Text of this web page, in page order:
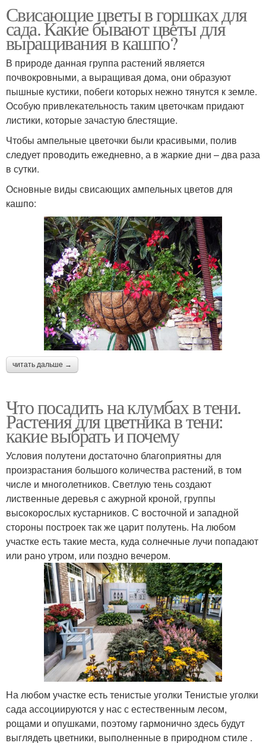
Свисающие цветы в горшках для
сада. Какие бывают цветы для
выращивания в кашпо?
В природе данная группа растений является
почвокровными, а выращивая дома, они образуют
пышные кустики, побеги которых нежно тянутся к земле.
Особую привлекательность таким цветочкам придают
листики, которые зачастую блестящие.
Чтобы ампельные цветочки были красивыми, полив
следует проводить ежедневно, а в жаркие дни – два раза
в сутки.
Основные виды свисающих ампельных цветов для
кашпо:
читать дальше →
Что посадить на клумбах в тени.
Растения для цветника в тени:
какие выбрать и почему
Условия полутени достаточно благоприятны для
произрастания большого количества растений, в том
числе и многолетников. Светлую тень создают
лиственные деревья с ажурной кроной, группы
высокорослых кустарников. С восточной и западной
стороны построек так же царит полутень. На любом
участке есть такие места, куда солнечные лучи попадают
или рано утром, или поздно вечером.
На любом участке есть тенистые уголки Тенистые уголки
сада ассоциируются у нас с естественным лесом,
рощами и опушками, поэтому гармонично здесь будут
выглядеть цветники, выполненные в природном стиле .